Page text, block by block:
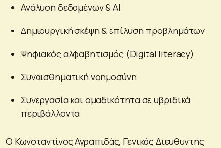
Ανάλυση δεδομένων & AI
Δημιουργική σκέψη & επίλυση προβλημάτων
Ψηφιακός αλφαβητισμός (Digital literacy)
Συναισθηματική νοημοσύνη
Συνεργασία και ομαδικότητα σε υβριδικά
περιβάλλοντα
Ο Κωνσταντίνος Αγραπιδάς, Γενικός Διευθυντής